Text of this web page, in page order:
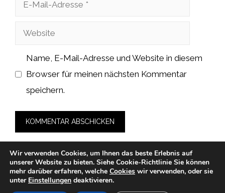
Adresse
Website
Name, E-Mail-Adresse und Website in diesem
Browser für meinen nächsten Kommentar
speichern.
© 2026 cafe-merlin.de -Datenschutzerklärung
Wir verwenden Cookies, um Ihnen das beste Erlebnis auf
unserer Website zu bieten. Siehe Cookie-Richtlinie Sie können
mehr darüber erfahren, welche Cookies wir verwenden, oder sie
unter Einstellungen deaktivieren.